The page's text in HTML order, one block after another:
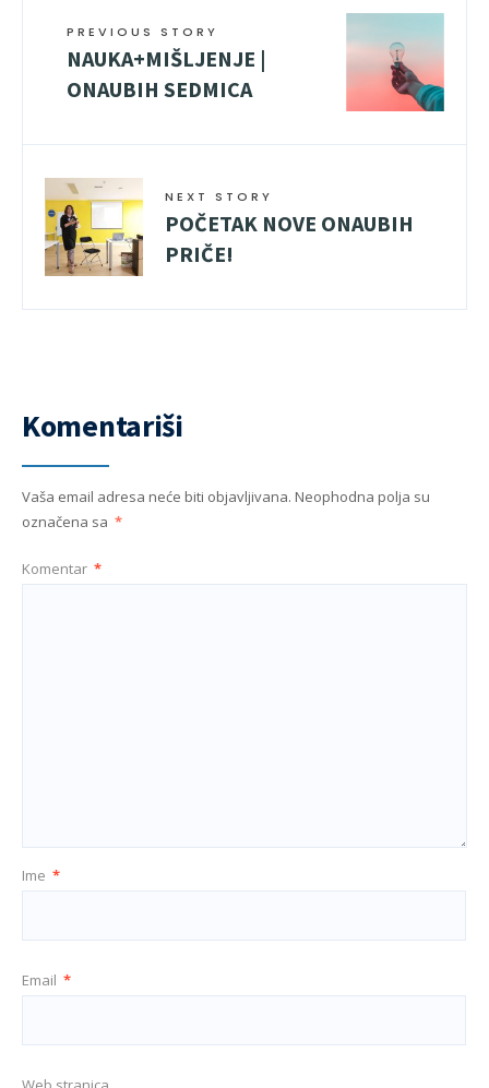
PREVIOUS STORY
NAUKA+MIŠLJENJE |
ONAUBIH SEDMICA
NEXT STORY
POČETAK NOVE ONAUBIH
PRIČE!
Komentariši
Vaša email adresa neće biti objavljivana. Neophodna polja su
označena sa *
Komentar *
Ime *
Email *